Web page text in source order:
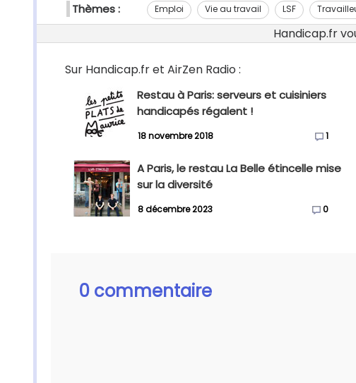
Thèmes : Emploi Vie au travail LSF
Handicap.fr
Sur Handicap.fr et AirZen Radio :
Restau à Paris: serveurs et cuisiniers
handicapés régalent !
18 novembre 2018 1
A Paris, le restau La Belle étincelle mise
sur la diversité
8 décembre 2023 0
0 commentaire